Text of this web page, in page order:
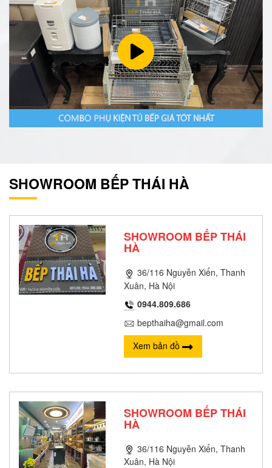
SHOWROOM BẾP THÁI HÀ
SHOWROOM BẾP THÁI
HÀ
36/116 Nguyễn Xiển, Thanh
Xuân, Hà Nội
0944.809.686
bepthaiha@gmail.com
Xem bản đồ
SHOWROOM BẾP THÁI
HÀ
36/116 Nguyễn Xiển, Thanh
Xuân, Hà Nội